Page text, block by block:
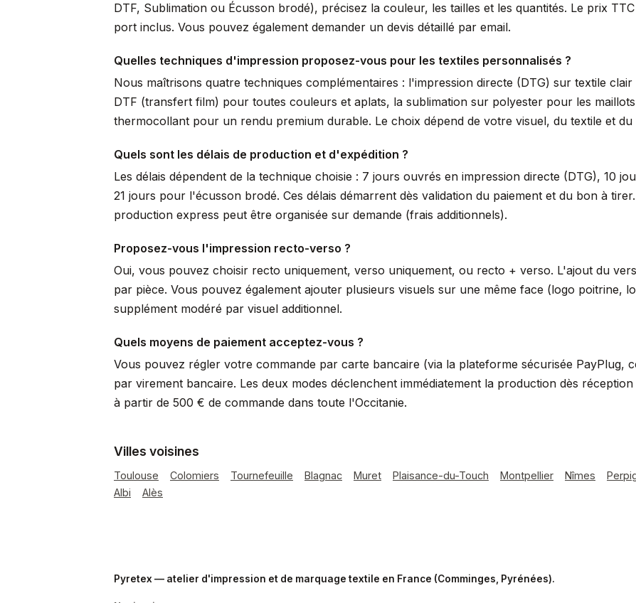
DTF, Sublimation ou Écusson brodé), précisez la couleur, les tailles et les quantités. Le prix
port inclus. Vous pouvez également demander un devis détaillé par email.
Quelles techniques d'impression proposez-vous pour les textiles personnalisés ?
Nous maîtrisons quatre techniques complémentaires : l'impression directe (DTG) sur textile
DTF (transfert film) pour toutes couleurs et aplats, la sublimation sur polyester pour les
thermocollant pour un rendu premium durable. Le choix dépend de votre visuel, du textile et du
Quels sont les délais de production et d'expédition ?
Les délais dépendent de la technique choisie : 7 jours ouvrés en impression directe (DTG), 10
21 jours pour l'écusson brodé. Ces délais démarrent dès validation du paiement et du bon à
production express peut être organisée sur demande (frais additionnels).
Proposez-vous l'impression recto-verso ?
Oui, vous pouvez choisir recto uniquement, verso uniquement, ou recto + verso. L'ajout du
par pièce. Vous pouvez également ajouter plusieurs visuels sur une même face (logo poitrine,
supplément modéré par visuel additionnel.
Quels moyens de paiement acceptez-vous ?
Vous pouvez régler votre commande par carte bancaire (via la plateforme sécurisée PayPlug,
par virement bancaire. Les deux modes déclenchent immédiatement la production dès
à partir de 500 € de commande dans toute l'Occitanie.
Villes voisines
Toulouse Colomiers Tournefeuille Blagnac Muret Plaisance-du-Touch Montpellier Nîmes
Albi
Alès
Pyretex — atelier d'impression et de marquage textile en France (Comminges, Pyrénées).